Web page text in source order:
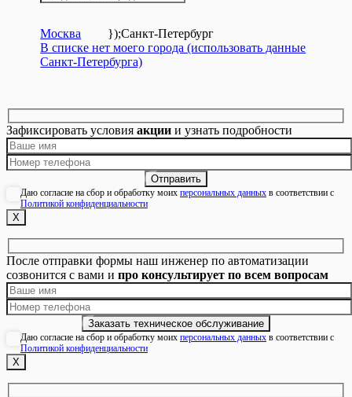
Москва });Санкт-Петербург
В списке нет моего города (использовать данные
Санкт-Петербурга)
Зафиксировать условия акции и узнать подробности
Даю согласие на сбор и обработку моих персональных данных в соответствии с
Политикой конфиденциальности
Х
После отправки формы наш инженер по автоматизации
созвонится с вами и про консультирует по всем вопросам
Даю согласие на сбор и обработку моих персональных данных в соответствии с
Политикой конфиденциальности
Х